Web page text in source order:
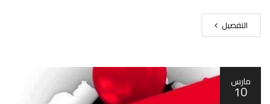
التفصيل
مارس
10